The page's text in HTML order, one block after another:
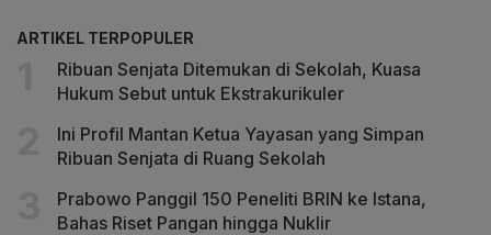
ARTIKEL TERPOPULER
Ribuan Senjata Ditemukan di Sekolah, Kuasa
Hukum Sebut untuk Ekstrakurikuler
Ini Profil Mantan Ketua Yayasan yang Simpan
Ribuan Senjata di Ruang Sekolah
Prabowo Panggil 150 Peneliti BRIN ke Istana,
Bahas Riset Pangan hingga Nuklir